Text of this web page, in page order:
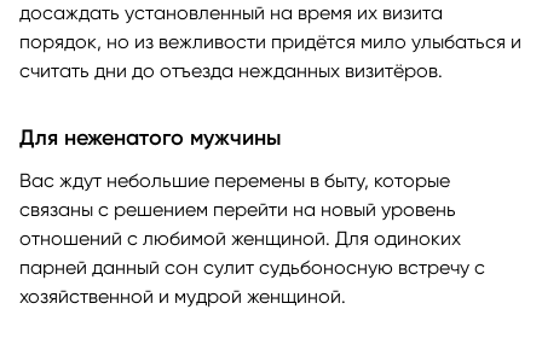
досаждать установленный на время их визита
порядок, но из вежливости придётся мило улыбаться и
считать дни до отъезда нежданных визитёров.
Для неженатого мужчины
Вас ждут небольшие перемены в быту, которые
связаны с решением перейти на новый уровень
отношений с любимой женщиной. Для одиноких
парней данный сон сулит судьбоносную встречу с
хозяйственной и мудрой женщиной.